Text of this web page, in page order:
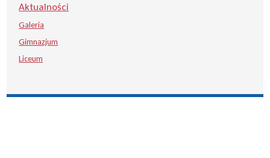
Aktualności
Galeria
Gimnazjum
Liceum